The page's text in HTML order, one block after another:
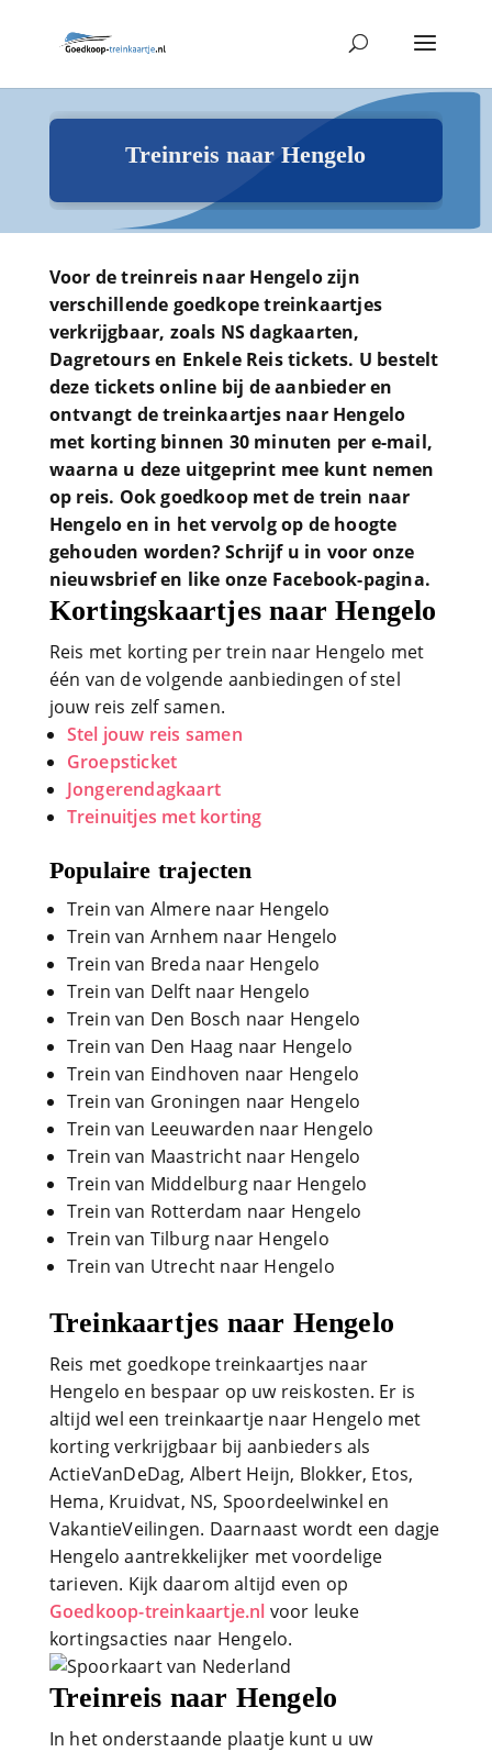
Treinreis naar Hengelo
Voor de treinreis naar Hengelo zijn
verschillende goedkope treinkaartjes
verkrijgbaar, zoals NS dagkaarten,
Dagretours en Enkele Reis tickets. U bestelt
deze tickets online bij de aanbieder en
ontvangt de treinkaartjes naar Hengelo
met korting binnen 30 minuten per e-mail,
waarna u deze uitgeprint mee kunt nemen
op reis. Ook goedkoop met de trein naar
Hengelo en in het vervolg op de hoogte
gehouden worden? Schrijf u in voor onze
nieuwsbrief en like onze Facebook-pagina.
Kortingskaartjes naar Hengelo
Reis met korting per trein naar Hengelo met
één van de volgende aanbiedingen of stel
jouw reis zelf samen.
Stel jouw reis samen
Groepsticket
Jongerendagkaart
Treinuitjes met korting
Populaire trajecten
Trein van Almere naar Hengelo
Trein van Arnhem naar Hengelo
Trein van Breda naar Hengelo
Trein van Delft naar Hengelo
Trein van Den Bosch naar Hengelo
Trein van Den Haag naar Hengelo
Trein van Eindhoven naar Hengelo
Trein van Groningen naar Hengelo
Trein van Leeuwarden naar Hengelo
Trein van Maastricht naar Hengelo
Trein van Middelburg naar Hengelo
Trein van Rotterdam naar Hengelo
Trein van Tilburg naar Hengelo
Trein van Utrecht naar Hengelo
Treinkaartjes naar Hengelo
Reis met goedkope treinkaartjes naar
Hengelo en bespaar op uw reiskosten. Er is
altijd wel een treinkaartje naar Hengelo met
korting verkrijgbaar bij aanbieders als
ActieVanDeDag, Albert Heijn, Blokker, Etos,
Hema, Kruidvat, NS, Spoordeelwinkel en
VakantieVeilingen. Daarnaast wordt een dagje
Hengelo aantrekkelijker met voordelige
tarieven. Kijk daarom altijd even op
Goedkoop-treinkaartje.nl voor leuke
kortingsacties naar Hengelo.
Treinreis naar Hengelo
In het onderstaande plaatje kunt u uw